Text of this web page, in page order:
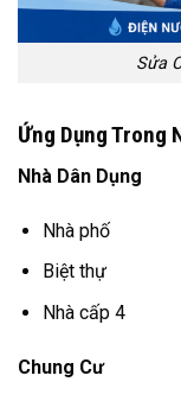
Sửa
Ứng Dụng Trong
Nhà Dân Dụng
Nhà phố
Biệt thự
Nhà cấp 4
Chung Cư